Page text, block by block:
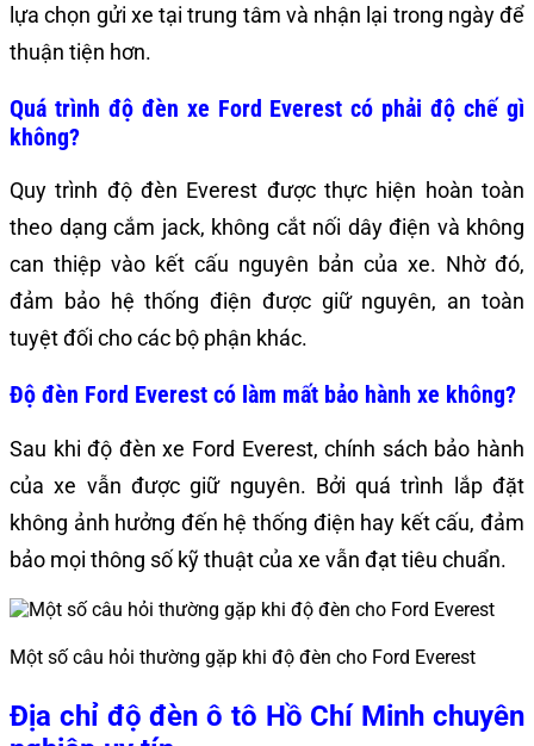
lựa chọn gửi xe tại trung tâm và nhận lại trong ngày để
thuận tiện hơn.
Quá trình độ đèn xe Ford Everest có phải độ chế gì
không?
Quy trình độ đèn Everest được thực hiện hoàn toàn
theo dạng cắm jack, không cắt nối dây điện và không
can thiệp vào kết cấu nguyên bản của xe. Nhờ đó,
đảm bảo hệ thống điện được giữ nguyên, an toàn
tuyệt đối cho các bộ phận khác.
Độ đèn Ford Everest có làm mất bảo hành xe không?
Sau khi độ đèn xe Ford Everest, chính sách bảo hành
của xe vẫn được giữ nguyên. Bởi quá trình lắp đặt
không ảnh hưởng đến hệ thống điện hay kết cấu, đảm
bảo mọi thông số kỹ thuật của xe vẫn đạt tiêu chuẩn.
Một số câu hỏi thường gặp khi độ đèn cho Ford Everest
Địa chỉ độ đèn ô tô Hồ Chí Minh chuyên